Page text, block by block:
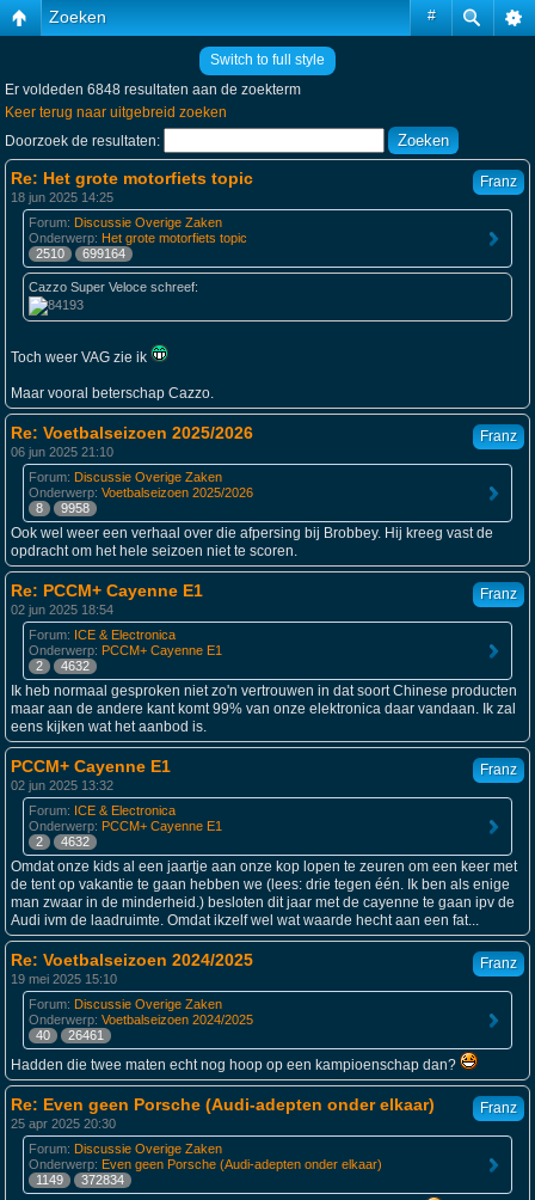
#
Zoeken
Switch to full style
Er voldeden 6848 resultaten aan de zoekterm
Keer terug naar uitgebreid zoeken
Doorzoek de resultaten:
Franz
Re: Het grote motorfiets topic
18 jun 2025 14:25
Forum: Discussie Overige Zaken
Onderwerp: Het grote motorfiets topic
2510
699164
Cazzo Super Veloce schreef:
Toch weer VAG zie ik
Maar vooral beterschap Cazzo.
Franz
Re: Voetbalseizoen 2025/2026
06 jun 2025 21:10
Forum: Discussie Overige Zaken
Onderwerp: Voetbalseizoen 2025/2026
8
9958
Ook wel weer een verhaal over die afpersing bij Brobbey. Hij kreeg vast de
opdracht om het hele seizoen niet te scoren.
Franz
Re: PCCM+ Cayenne E1
02 jun 2025 18:54
Forum: ICE & Electronica
Onderwerp: PCCM+ Cayenne E1
2
4632
Ik heb normaal gesproken niet zo'n vertrouwen in dat soort Chinese producten
maar aan de andere kant komt 99% van onze elektronica daar vandaan. Ik zal
eens kijken wat het aanbod is.
Franz
PCCM+ Cayenne E1
02 jun 2025 13:32
Forum: ICE & Electronica
Onderwerp: PCCM+ Cayenne E1
2
4632
Omdat onze kids al een jaartje aan onze kop lopen te zeuren om een keer met
de tent op vakantie te gaan hebben we (lees: drie tegen één. Ik ben als enige
man zwaar in de minderheid.) besloten dit jaar met de cayenne te gaan ipv de
Audi ivm de laadruimte. Omdat ikzelf wel wat waarde hecht aan een fat...
Franz
Re: Voetbalseizoen 2024/2025
19 mei 2025 15:10
Forum: Discussie Overige Zaken
Onderwerp: Voetbalseizoen 2024/2025
40
26461
Hadden die twee maten echt nog hoop op een kampioenschap dan?
Franz
Re: Even geen Porsche (Audi-adepten onder elkaar)
25 apr 2025 20:30
Forum: Discussie Overige Zaken
Onderwerp: Even geen Porsche (Audi-adepten onder elkaar)
1149
372834